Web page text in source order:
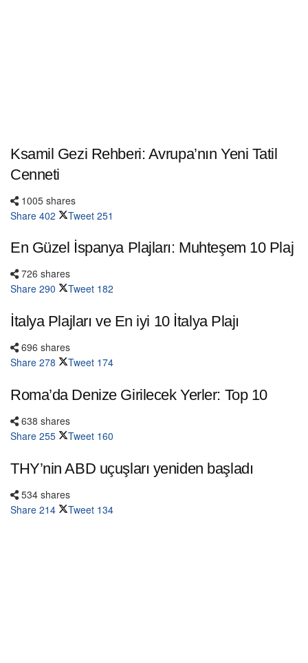
Ksamil Gezi Rehberi: Avrupa’nın Yeni Tatil
Cenneti
1005 shares
Share 402 Tweet 251
En Güzel İspanya Plajları: Muhteşem 10 Plaj
726 shares
Share 290 Tweet 182
İtalya Plajları ve En iyi 10 İtalya Plajı
696 shares
Share 278 Tweet 174
Roma’da Denize Girilecek Yerler: Top 10
638 shares
Share 255 Tweet 160
THY’nin ABD uçuşları yeniden başladı
534 shares
Share 214 Tweet 134